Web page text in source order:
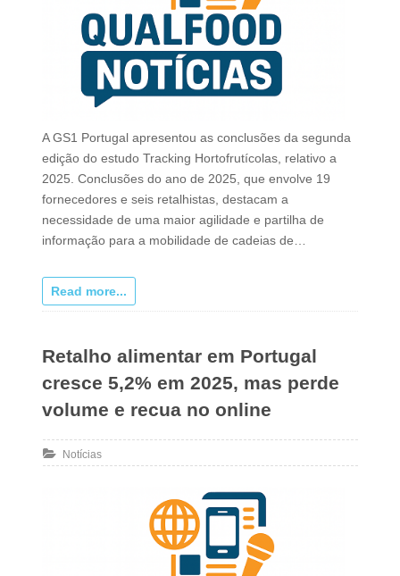
A GS1 Portugal apresentou as conclusões da segunda
edição do estudo Tracking Hortofrutícolas, relativo a
2025. Conclusões do ano de 2025, que envolve 19
fornecedores e seis retalhistas, destacam a
necessidade de uma maior agilidade e partilha de
informação para a mobilidade de cadeias de…
Read more...
Retalho alimentar em Portugal
cresce 5,2% em 2025, mas perde
volume e recua no online
Notícias